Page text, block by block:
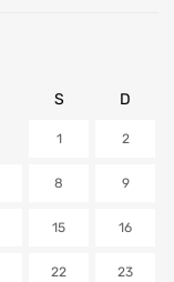
S D
1 2
8 9
15 16
22 23